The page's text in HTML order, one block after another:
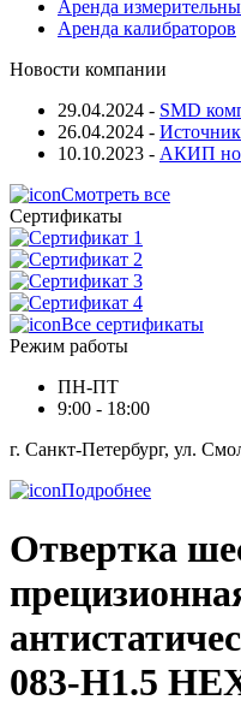
Аренда
Аренда калибраторов
Новости компании
29.04.2024 - SMD
26.04.2024 -
10.10.2023 - АКИП
Смотреть все
Сертификаты
Все сертификаты
Режим работы
ПН-ПТ
9:00 - 18:00
г. Санкт-Петербург, ул.
Подробнее
Отвертка
083-H1.5